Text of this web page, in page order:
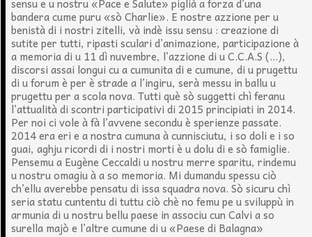
sensu e u nostru «Pace e Salute» piglià a forza d’una
bandera cume puru «sò Charlie». E nostre azzione per u
benistà di i nostri zitelli, và indè issu sensu : creazione di
sutite per tutti, ripasti sculari d’animazione, participazione à
a memoria di u 11 dì nuvembre, l’azzione di u C.C.A.S (...),
discorsi assai longui cu a cumunita di e cumune, di u prugettu
di u forum è per è strade a l’ingiru, serà messu in ballu u
prugettu per a scola nova. Tutti què sò suggetti chì feranu
l’attualità di scontri participativi di 2015 principiati in 2014.
Per noi ci vole à fà l’avvene secondu è sperienze passate.
2014 era eri e a nostra cumuna à cunnisciutu, i so doli e i so
guai, aghju ricordi di i nostri morti è u dolu di e sò famiglie.
Pensemu a Eugène Ceccaldi u nostru merre sparitu, rindemu
u nostru omagiu à a so memoria. Mi dumandu spessu ciò
ch’ellu averebbe pensatu di issa squadra nova. Sò sicuru chì
seria statu cuntentu di tuttu ciò chè no femu pe u sviluppù in
armunia di u nostru bellu paese in associu cun Calvi a so
surella majò e l’altre cumune di u «Paese di Balagna»